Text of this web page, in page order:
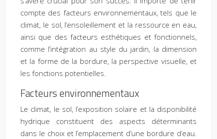
compte des facteurs environnementaux, tels que le
climat, le sol, l’ensoleillement et la ressource en eau,
ainsi que des facteurs esthétiques et fonctionnels,
comme l’intégration au style du jardin, la dimension
et la forme de la bordure, la perspective visuelle, et
les fonctions potentielles.
Facteurs environnementaux
Le climat, le sol, l’exposition solaire et la disponibilité
hydrique constituent des aspects déterminants
dans le choix et l’emplacement d’une bordure d’eau.